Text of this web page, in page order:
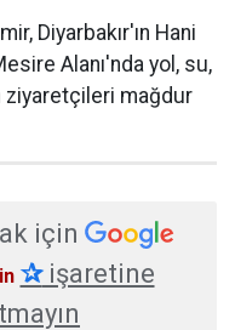
Diyarbakır'ın Hani
Alanı'nda yol, su,
ziyaretçileri mağdur
için
✰işaretine